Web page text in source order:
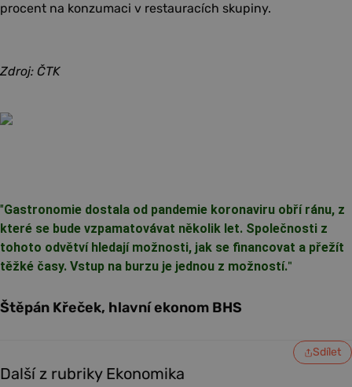
procent na konzumaci v restauracích skupiny.
Zdroj: ČTK
"Gastronomie dostala od pandemie koronaviru obří ránu, z
které se bude vzpamatovávat několik let. Společnosti z
tohoto odvětví hledají možnosti, jak se financovat a přežít
těžké časy. Vstup na burzu je jednou z možností."
Štěpán Křeček, hlavní ekonom BHS
Sdílet
Další z rubriky Ekonomika